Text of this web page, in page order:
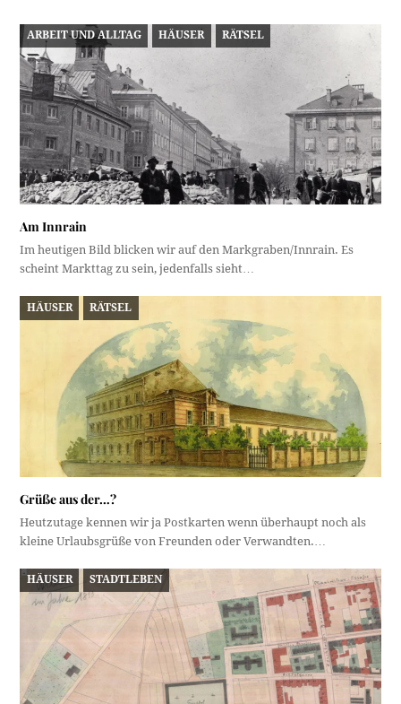
ARBEIT UND ALLTAG HÄUSER RÄTSEL
Am Innrain
Im heutigen Bild blicken wir auf den Markgraben/Innrain. Es
scheint Markttag zu sein, jedenfalls sieht…
HÄUSER RÄTSEL
Grüße aus der…?
Heutzutage kennen wir ja Postkarten wenn überhaupt noch als
kleine Urlaubsgrüße von Freunden oder Verwandten.…
HÄUSER STADTLEBEN